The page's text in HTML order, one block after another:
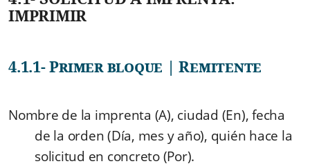
IMPRIMIR
4.1.1- Primer bloque | Remitente
Nombre de la imprenta (A), ciudad (En), fecha
de la orden (Día, mes y año), quién hace la
solicitud en concreto (Por).